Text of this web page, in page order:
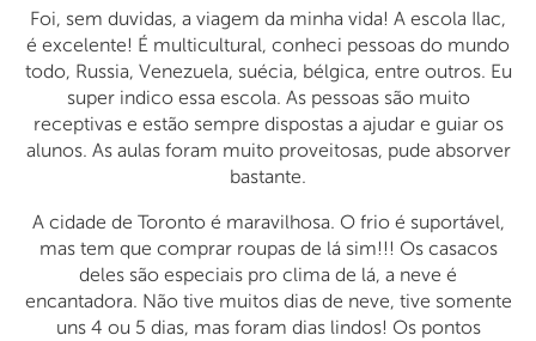
Foi, sem duvidas, a viagem da minha vida! A escola Ilac,
é excelente! É multicultural, conheci pessoas do mundo
todo, Russia, Venezuela, suécia, bélgica, entre outros. Eu
super indico essa escola. As pessoas são muito
receptivas e estão sempre dispostas a ajudar e guiar os
alunos. As aulas foram muito proveitosas, pude absorver
bastante.
A cidade de Toronto é maravilhosa. O frio é suportável,
mas tem que comprar roupas de lá sim!!! Os casacos
deles são especiais pro clima de lá, a neve é
encantadora. Não tive muitos dias de neve, tive somente
uns 4 ou 5 dias, mas foram dias lindos! Os pontos